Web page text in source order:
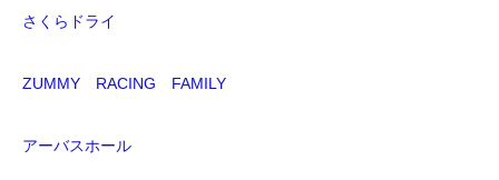
さくらドライ
ZUMMY RACING FAMILY
アーバスホール